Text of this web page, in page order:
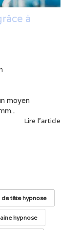
à
moyen
Lire l'article
de tête hypnose
hypnose